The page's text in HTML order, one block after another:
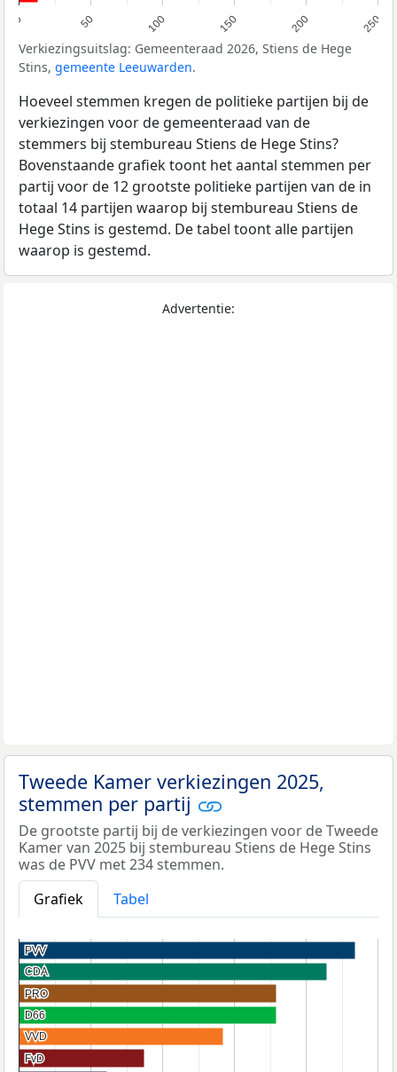
0 50 100 150 200 250
Verkiezingsuitslag: Gemeenteraad 2026, Stiens de Hege
Stins, gemeente Leeuwarden.
Hoeveel stemmen kregen de politieke partijen bij de
verkiezingen voor de gemeenteraad van de
stemmers bij stembureau Stiens de Hege Stins?
Bovenstaande grafiek toont het aantal stemmen per
partij voor de 12 grootste politieke partijen van de in
totaal 14 partijen waarop bij stembureau Stiens de
Hege Stins is gestemd. De tabel toont alle partijen
waarop is gestemd.
Advertentie:
Tweede Kamer verkiezingen 2025,
stemmen per partij
De grootste partij bij de verkiezingen voor de Tweede
Kamer van 2025 bij stembureau Stiens de Hege Stins
was de PVV met 234 stemmen.
Grafiek
Tabel
PVV
PVV
CDA
CDA
PRO
PRO
D66
D66
VVD
VVD
FvD
FvD